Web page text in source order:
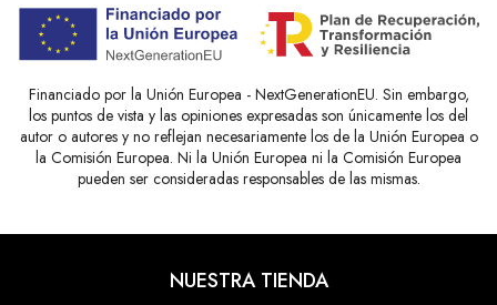
Financiado por la Unión Europea - NextGenerationEU. Sin embargo,
los puntos de vista y las opiniones expresadas son únicamente los del
autor o autores y no reflejan necesariamente los de la Unión Europea o
la Comisión Europea. Ni la Unión Europea ni la Comisión Europea
pueden ser consideradas responsables de las mismas.
NUESTRA TIENDA